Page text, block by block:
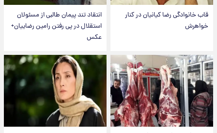
قاب خانوادگی رضا کیانیان در کنار
خواهرش
انتقاد تند پیمان طالبی از مسئولان
استقلال در پی رفتن رامین رضاییان+
عکس